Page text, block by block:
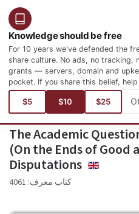
Knowledge should be free
For 10 years we've defended the
share culture. No ads, no tracking,
grants — servers, domain and
pocket. If you share this belief,
$5 $10 $25
أنت هنا:اللغات الإنجليزية
Ancient Rome Philosophy
The Academic
(On the Ends of Good
Disputations
ENGLISH
كتاب معرف: 4061